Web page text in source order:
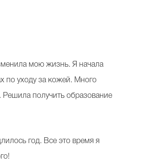
мою жизнь. Я начала
по уходу за кожей. Много
Решила получить образование
год. Все это время я